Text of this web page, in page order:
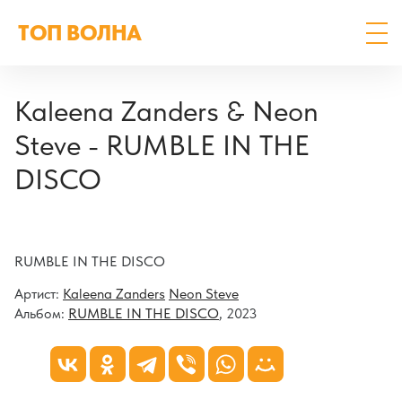
ТОП ВОЛНА
Kaleena Zanders & Neon
Steve - RUMBLE IN THE
DISCO
RUMBLE IN THE DISCO
Артист: Kaleena Zanders Neon Steve
Альбом: RUMBLE IN THE DISCO, 2023